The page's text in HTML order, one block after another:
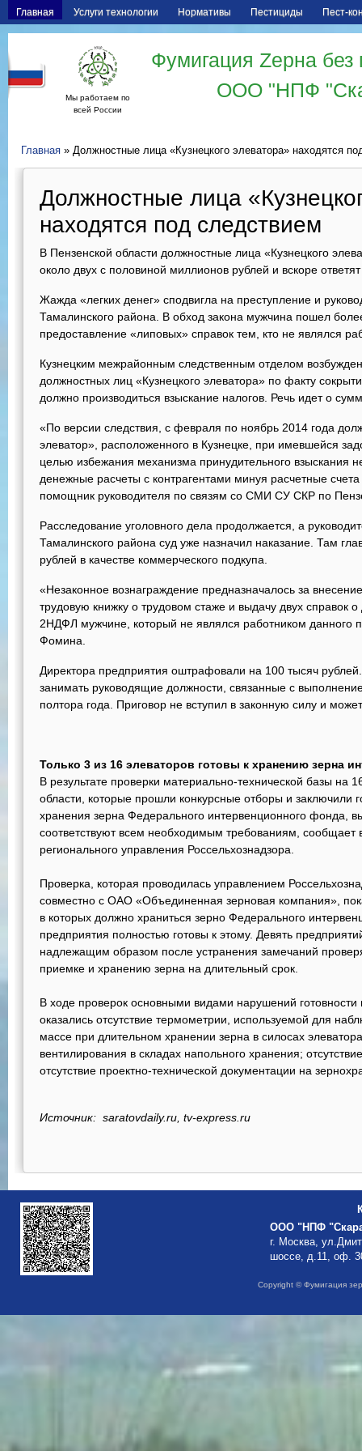
Главная Услуги технологии Нормативы Пестициды Пест-
Мы работаем по
всей России
Фумигация Zерна
ООО "НПФ
Главная » Должностные лица «Кузнецкого элеватора» находятся
Должностные лица
находятся под следствием
В Пензенской области должностные лица «Кузнецкого
около двух с половиной миллионов рублей и вскоре
Жажда «легких денег» сподвигла на преступление и
Тамалинского района. В обход закона мужчина пошел
предоставление «липовых» справок тем, кто не являлся
Кузнецким межрайонным следственным отделом
должностных лиц «Кузнецкого элеватора» по факту
должно производиться взыскание налогов. Речь идет о
«По версии следствия, с февраля по ноябрь 2014 года
элеватор», расположенного в Кузнецке, при имевшейся
целью избежания механизма принудительного взыскания
денежные расчеты с контрагентами минуя расчетные
помощник руководителя по связям со СМИ СУ СКР по
Расследование уголовного дела продолжается, а
Тамалинского района суд уже назначил наказание. Там
рублей в качестве коммерческого подкупа.
«Незаконное вознаграждение предназначалось за
трудовую книжку о трудовом стаже и выдачу двух справок
2НДФЛ мужчине, который не являлся работником данного
Фомина.
Директора предприятия оштрафовали на 100 тысяч
занимать руководящие должности, связанные с
полтора года. Приговор не вступил в законную силу и
Только 3 из 16 элеваторов готовы к хранению зерна
В результате проверки материально-технической базы на
области, которые прошли конкурсные отборы и заключили
хранения зерна Федерального интервенционного фонда,
соответствуют всем необходимым требованиям, сообщает
регионального управления Россельхознадзора.
Проверка, которая проводилась управлением
совместно с ОАО «Объединенная зерновая компания»,
в которых должно храниться зерно Федерального
предприятия полностью готовы к этому. Девять
надлежащим образом после устранения замечаний
приемке и хранению зерна на длительный срок.
В ходе проверок основными видами нарушений готовности
оказались отсутствие термометрии, используемой для
массе при длительном хранении зерна в силосах
вентилирования в складах напольного хранения;
отсутствие проектно-технической документации на
Источник: saratovdaily.ru, tv-express.ru
ООО "НПФ
г. Москва,
шоссе, д.11, оф.
Copyright © Фумигация